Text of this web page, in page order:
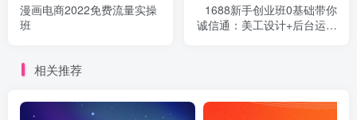
漫画电商2022免费流量实操
班
1688新手创业班0基础带你
诚信通：美工设计+后台运营
相关推荐